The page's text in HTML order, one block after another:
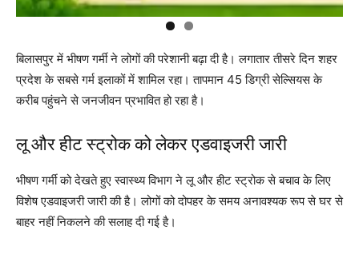
बिलासपुरमें भीषण गर्मी ने लोगों की परेशानी बढ़ा दी है। लगातार तीसरे दिन शहर
प्रदेश के सबसे गर्म इलाकों में शामिल रहा। तापमान 45 डिग्री सेल्सियस के
करीब पहुंचने से जनजीवन प्रभावित हो रहा है।
लू और हीट स्ट्रोक को लेकर एडवाइजरी जारी
भीषण गर्मी को देखते हुए स्वास्थ्य विभाग ने लू और हीट स्ट्रोक से बचाव के लिए
विशेष एडवाइजरी जारी की है। लोगों को दोपहर के समय अनावश्यक रूप से घर से
बाहर नहीं निकलने की सलाह दी गई है।